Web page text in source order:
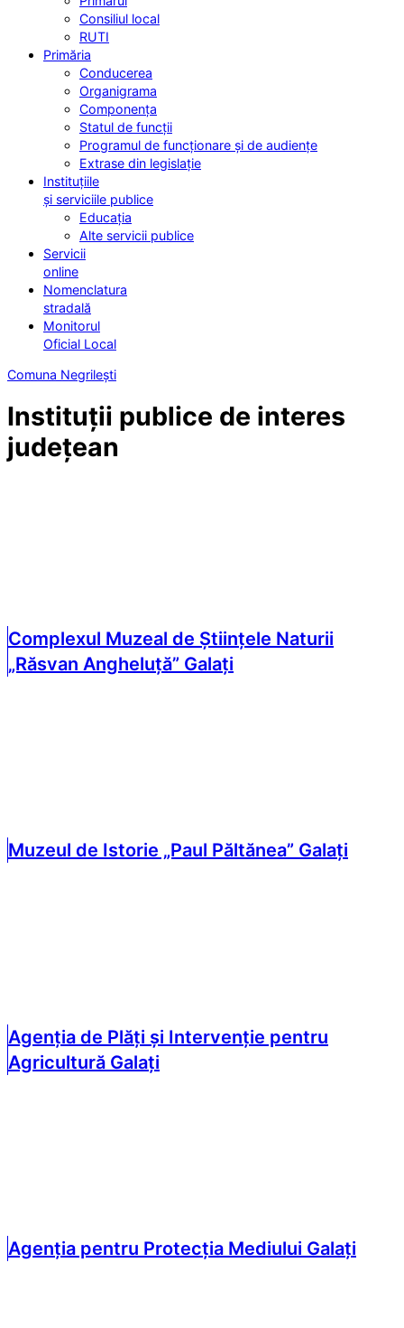
Consiliul local
RUTI
Primăria
Conducerea
Organigrama
Componența
Statul de funcții
Programul de funcționare și de audiențe
Extrase din legislație
Instituțiile
și serviciile publice
Educația
Alte servicii publice
Servicii
online
Nomenclatura
stradală
Monitorul
Oficial Local
Comuna Negrilești
Instituții publice de interes
județean
Complexul Muzeal de Științele Naturii
„Răsvan Angheluță” Galați
Muzeul de Istorie „Paul Păltănea” Galați
Agenția de Plăți și Intervenție pentru
Agricultură Galați
Agenția pentru Protecția Mediului Galați